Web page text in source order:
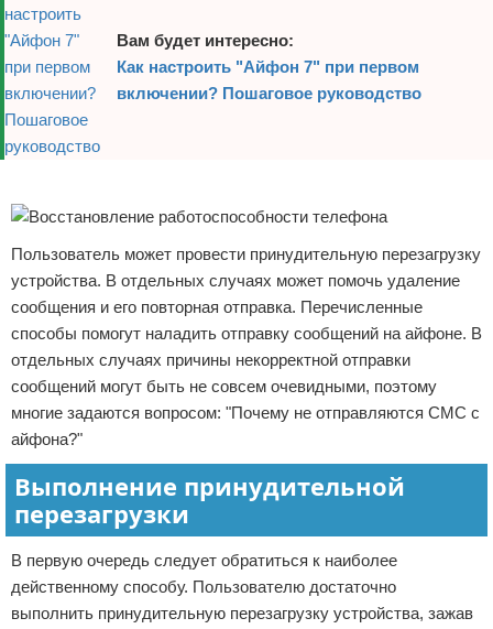
Вам будет интересно:
Как настроить "Айфон 7" при первом
включении? Пошаговое руководство
Пользователь может провести принудительную перезагрузку
устройства. В отдельных случаях может помочь удаление
сообщения и его повторная отправка. Перечисленные
способы помогут наладить отправку сообщений на айфоне. В
отдельных случаях причины некорректной отправки
сообщений могут быть не совсем очевидными, поэтому
многие задаются вопросом: "Почему не отправляются СМС с
айфона?"
Выполнение принудительной
перезагрузки
В первую очередь следует обратиться к наиболее
действенному способу. Пользователю достаточно
выполнить принудительную перезагрузку устройства, зажав